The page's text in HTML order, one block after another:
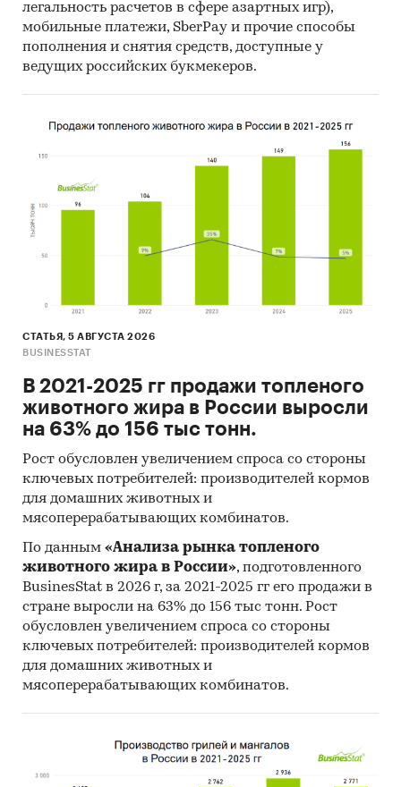
легальность расчетов в сфере азартных игр),
мобильные платежи, SberPay и прочие способы
пополнения и снятия средств, доступные у
ведущих российских букмекеров.
СТАТЬЯ, 5 АВГУСТА 2026
BUSINESSTAT
В 2021-2025 гг продажи топленого
животного жира в России выросли
на 63% до 156 тыс тонн.
Рост обусловлен увеличением спроса со стороны
ключевых потребителей: производителей кормов
для домашних животных и
мясоперерабатывающих комбинатов.
По данным «Анализа рынка топленого
животного жира в России», подготовленного
BusinesStat в 2026 г, за 2021-2025 гг его продажи в
стране выросли на 63% до 156 тыс тонн. Рост
обусловлен увеличением спроса со стороны
ключевых потребителей: производителей кормов
для домашних животных и
мясоперерабатывающих комбинатов.